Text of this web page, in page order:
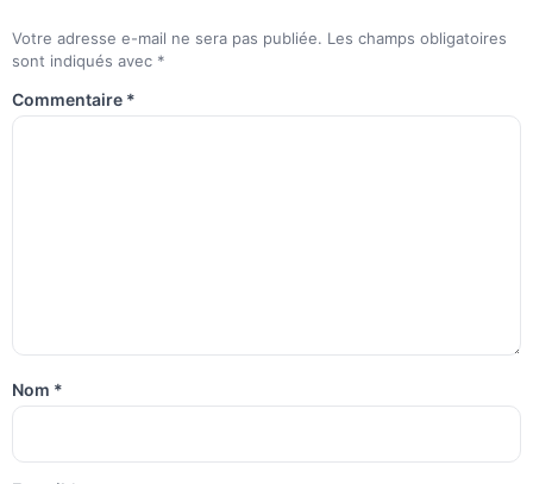
Votre adresse e-mail ne sera pas publiée. Les champs obligatoires
sont indiqués avec *
Commentaire *
Nom *